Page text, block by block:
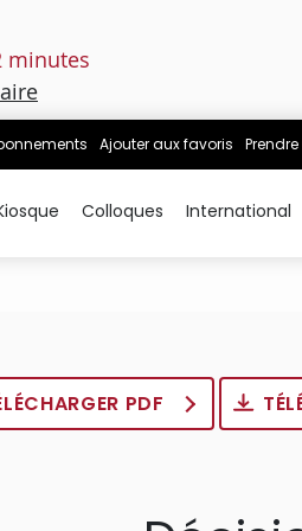
minutes
Ajouter aux favoris
Colloques International
PDF